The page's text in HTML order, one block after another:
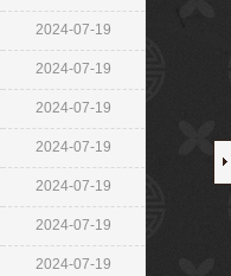
2024-07-19
2024-07-19
2024-07-19
2024-07-19
2024-07-19
2024-07-19
2024-07-19